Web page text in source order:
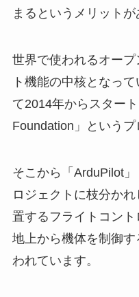
まるというメリットが
世界で使われるオー
ト機能の中核となっ
て2014年からスター
Foundation」というプ
そこから「ArduPilot
ロジェクトに枝分か
置するフライトコント
地上から機体を制御
われています。